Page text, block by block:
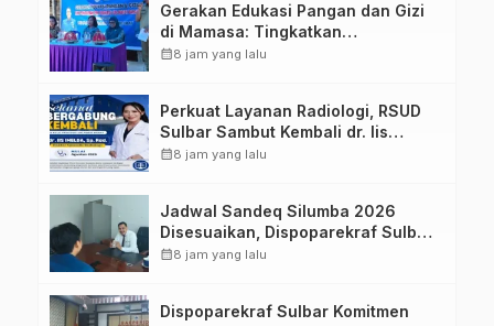
Gerakan Edukasi Pangan dan Gizi
di Mamasa: Tingkatkan
Pengetahuan dan Keterampilan
calendar_month8 jam yang lalu
Perkuat Layanan Radiologi, RSUD
Sulbar Sambut Kembali dr. Iis
Imelda, Sp.Rad
calendar_month8 jam yang lalu
Jadwal Sandeq Silumba 2026
Disesuaikan, Dispoparekraf Sulbar
Pastikan Persiapan Tetap
calendar_month8 jam yang lalu
Dispoparekraf Sulbar Komitmen